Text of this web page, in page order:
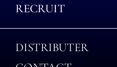
RECRUIT
DISTRIBUTER